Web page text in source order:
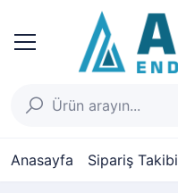
Anasayfa Sipariş Takibi